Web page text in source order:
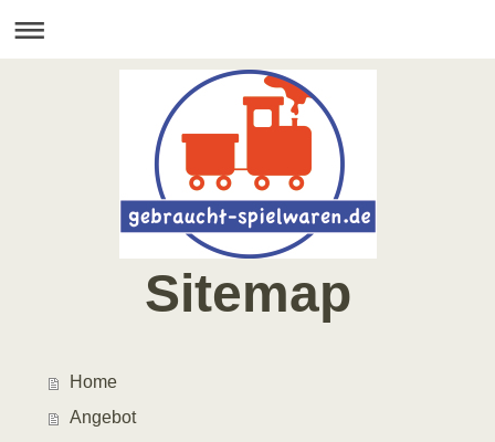
Sitemap
Home
Angebot